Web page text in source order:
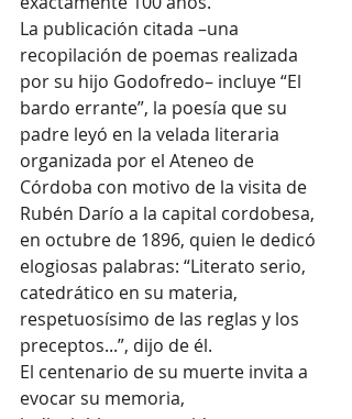
La publicación citada –una
recopilación de poemas realizada
por su hijo Godofredo– incluye “El
bardo errante”, la poesía que su
padre leyó en la velada literaria
organizada por el Ateneo de
Córdoba con motivo de la visita de
Rubén Darío a la capital cordobesa,
en octubre de 1896, quien le dedicó
elogiosas palabras: “Literato serio,
catedrático en su materia,
respetuosísimo de las reglas y los
preceptos...”, dijo de él.
El centenario de su muerte invita a
evocar su memoria,